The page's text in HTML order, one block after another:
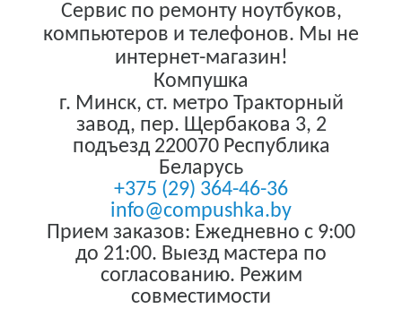
Сервис по ремонту ноутбуков,
компьютеров и телефонов. Мы не
интернет-магазин!
Компушка
г. Минск, ст. метро Тракторный
завод, пер. Щербакова 3, 2
подъезд 220070 Республика
Беларусь
+375 (29) 364-46-36
info@compushka.by
Прием заказов: Ежедневно с 9:00
до 21:00. Выезд мастера по
согласованию. Режим
совместимости